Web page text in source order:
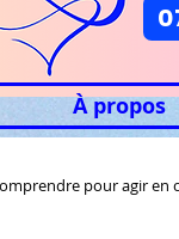
pour agir en
À propos